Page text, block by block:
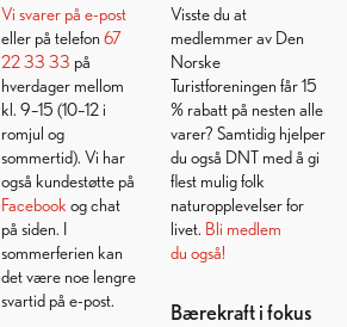
Vi svarer på e-post
eller på telefon 67
22 33 33 på
hverdager mellom
kl. 9–15 (10–12 i
romjul og
sommertid). Vi har
også kundestøtte på
Facebook og chat
på siden. I
sommerferien kan
det være noe lengre
svartid på e-post.
Visste du at
medlemmer av Den
Norske
Turistforeningen får 15
% rabatt på nesten alle
varer? Samtidig hjelper
du også DNT med å gi
flest mulig folk
naturopplevelser for
livet. Bli medlem
du også!
Bærekraft i fokus